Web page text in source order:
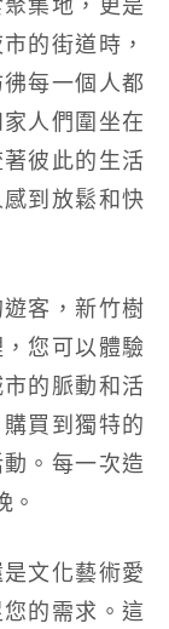
的街道時，
每一個人都
人們圍坐在
彼此的生活
到放鬆和快
客，新竹樹
您可以體驗
的脈動和活
買到獨特的
。每一次造
。
文化藝術愛
的需求。這